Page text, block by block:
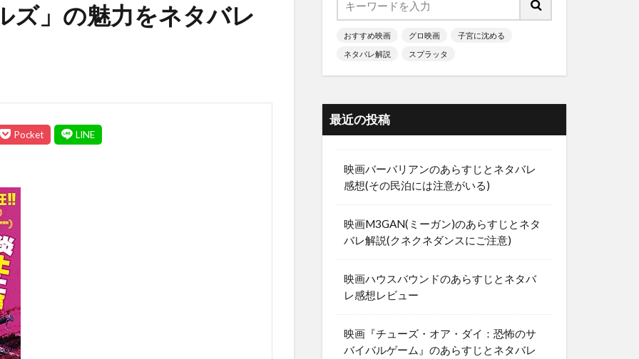
ズ」の魅力をネタバレ
おすすめ映画 グロ映画
子宮に沈める
ネタバレ解説
スプラッタ
最近の投稿
映画バーバリアンのあらすじとネタバレ
感想(その民泊には注意がいる)
映画M3GAN(ミーガン)のあらすじとネタ
バレ解説(クネクネダンスにご注意)
映画ハウスバウンドのあらすじとネタバ
レ感想レビュー
映画『チューズ・オア・ダイ：恐怖のサ
バイバルゲーム』のあらすじとネタバレ